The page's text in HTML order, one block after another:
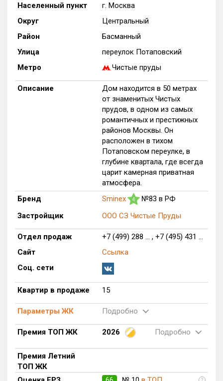
от до
с продажами
Найдено:
1 из 1 401
0 из 258
0 из 7
Блокированных домов
Квартир, апартаментов,
блоков в БД
15 из 56 039
Населенный пункт
г. Москва
Округ
Центральный
Район
Басманный
Улица
переулок Потаповский
Метро
Чистые пруды
Описание
Дом находится в 50 метрах
от знаменитых Чистых
прудов, в одном из самых
романтичных и престижных
районов Москвы. Он
расположен в тихом
Потаповском переулке, в
глубине квартала, где всегда
царит камерная приватная
атмосфера.
Бренд
Sminex 4
№83 в РФ
Застройщик
ООО СЗ Чистые Пруды
Отдел продаж
+7 (499) 288 ... , +7 (495) 431 ...
Сайт
Ссылка
Соц. сети
Квартир в продаже 15
Параметры ЖК Подробно
Премия ТОП ЖК 2026 Подробно
Премия Летний
ТОП ЖК
?